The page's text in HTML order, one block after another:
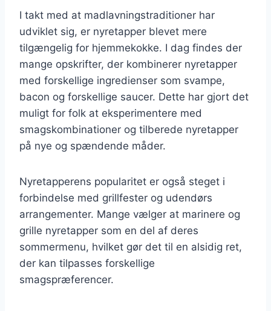
I takt med at madlavningstraditioner har
udviklet sig, er nyretapper blevet mere
tilgængelig for hjemmekokke. I dag findes der
mange opskrifter, der kombinerer nyretapper
med forskellige ingredienser som svampe,
bacon og forskellige saucer. Dette har gjort det
muligt for folk at eksperimentere med
smagskombinationer og tilberede nyretapper
på nye og spændende måder.
Nyretapperens popularitet er også steget i
forbindelse med grillfester og udendørs
arrangementer. Mange vælger at marinere og
grille nyretapper som en del af deres
sommermenu, hvilket gør det til en alsidig ret,
der kan tilpasses forskellige
smagspræferencer.